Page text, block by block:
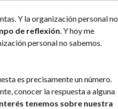
Y la organización personal no
de reflexión. Y hoy me
personal no sabemos.
es precisamente un número.
conocer la respuesta a alguna
tenemos sobre nuestra